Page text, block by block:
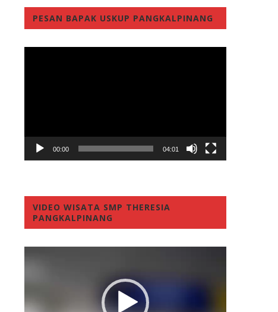
PESAN BAPAK USKUP PANGKALPINANG
00:00 04:01
VIDEO WISATA SMP THERESIA
PANGKALPINANG